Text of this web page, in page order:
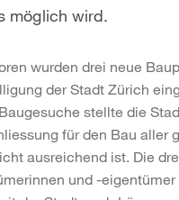
möglich wird.
wurden drei neue
der Stadt Zürich
stellte die
für den Bau aller
ausreichend ist. Die
und -eigentümer